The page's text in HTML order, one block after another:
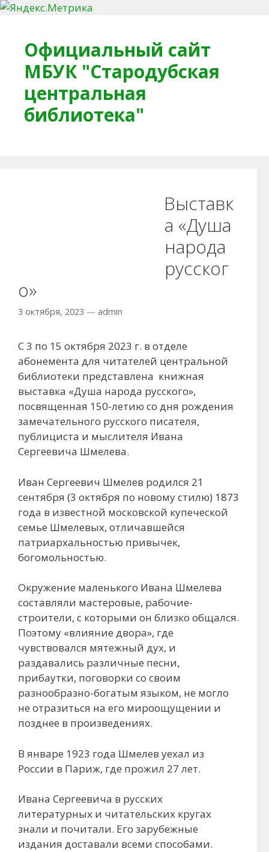
Официальный сайт
МБУК "Стародубская
центральная
библиотека"
Выставк
а «Душа
народа
русског
о»
3 октября, 2023 — admin
С 3 по 15 октября 2023 г. в отделе
абонемента для читателей центральной
библиотеки представлена книжная
выставка «Душа народа русского»,
посвященная 150-летию со дня рождения
замечательного русского писателя,
публициста и мыслителя Ивана
Сергеевича Шмелева.
Иван Сергеевич Шмелев родился 21
сентября (3 октября по новому стилю) 1873
года в известной московской купеческой
семье Шмелевых, отличавшейся
патриархальностью привычек,
богомольностью.
Окружение маленького Ивана Шмелева
составляли мастеровые, рабочие-
строители, с которыми он близко общался.
Поэтому «влияние двора», где
чувствовался мятежный дух, и
раздавались различные песни,
прибаутки, поговорки со своим
разнообразно-богатым языком, не могло
не отразиться на его мироощущении и
позднее в произведениях.
В январе 1923 года Шмелев уехал из
России в Париж, где прожил 27 лет.
Ивана Сергеевича в русских
литературных и читательских кругах
знали и почитали. Его зарубежные
издания доставали всеми способами.